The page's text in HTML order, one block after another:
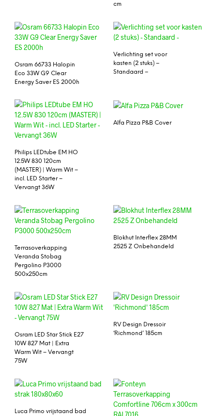
cm
Osram 66733 Halopin
Eco 33W G9 Clear
Energy Saver ES 2000h
Verlichting set voor
kasten (2 stuks) –
Standaard –
Philips LEDtube EM HO
12.5W 830 120cm
(MASTER) | Warm Wit –
incl. LED Starter –
Vervangt 36W
Alfa Pizza P&B Cover
Terrasoverkapping
Veranda Stobag
Pergolino P3000
500x250cm
Blokhut Interflex 28MM
2525 Z Onbehandeld
Osram LED Star Stick E27
10W 827 Mat | Extra
Warm Wit – Vervangt
75W
RV Design Dressoir
‘Richmond’ 185cm
Luca Primo vrijstaand bad